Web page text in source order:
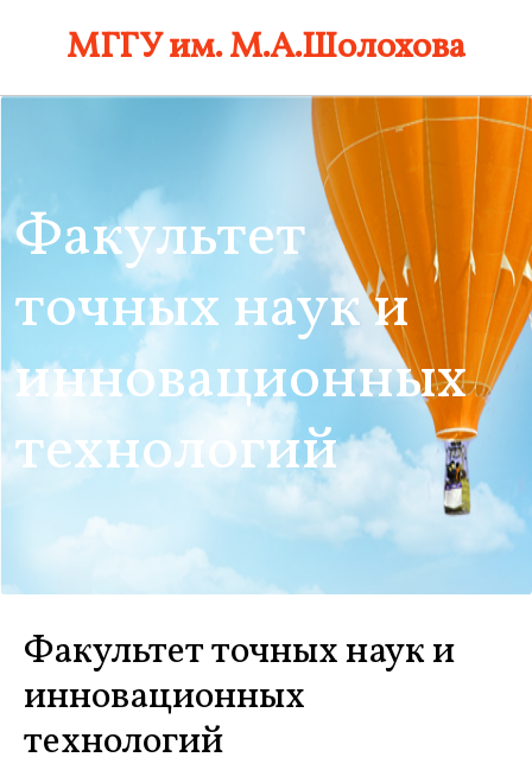
МГГУ им. М.А.Шолохова
Факультет
точных наук и
инновационных
технологий
Факультет точных наук и
инновационных
технологий